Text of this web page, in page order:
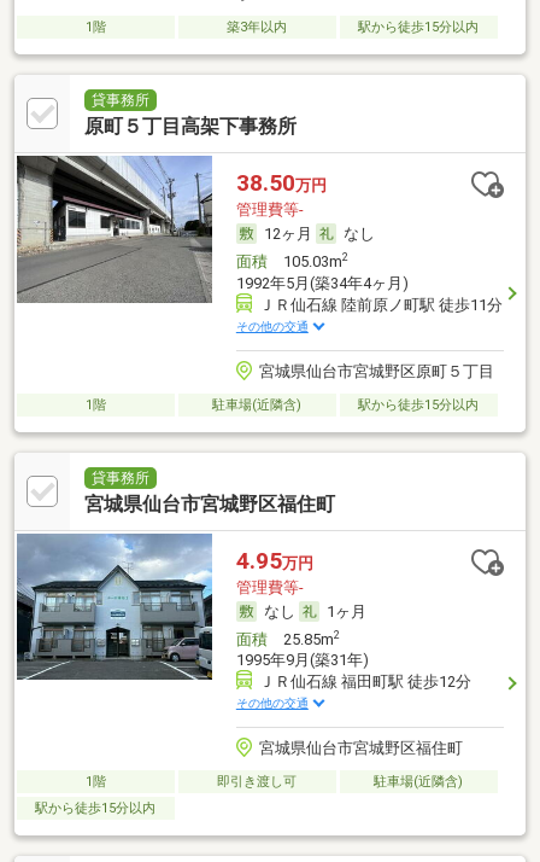
1階 築3年以内 駅から徒歩15分以内
貸事務所
原町５丁目高架下事務所
38.50万円
管理費等-
12ヶ月
なし
面積105.03m2
1992年5月(築34年4ヶ月)
ＪＲ仙石線 陸前原ノ町駅 徒歩11分
その他の交通
宮城県仙台市宮城野区原町５丁目
1階 駐車場(近隣含) 駅から徒歩15分以内
貸事務所
宮城県仙台市宮城野区福住町
4.95万円
管理費等-
なし
1ヶ月
面積25.85m2
1995年9月(築31年)
ＪＲ仙石線 福田町駅 徒歩12分
その他の交通
宮城県仙台市宮城野区福住町
1階 即引き渡し可
駐車場(近隣含)
駅から徒歩15分以内